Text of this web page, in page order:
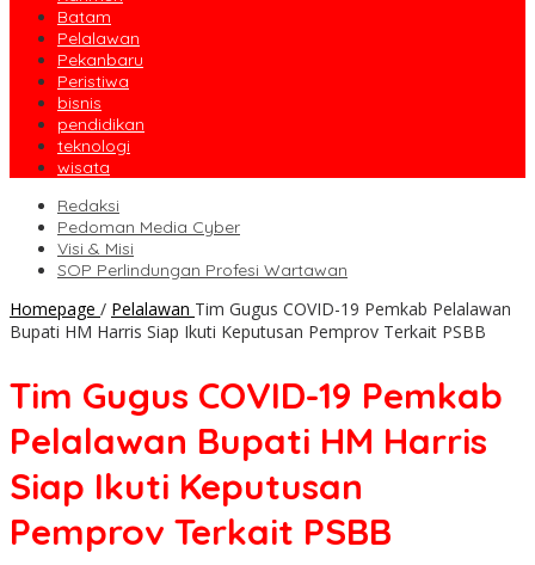
Batam
Pelalawan
Pekanbaru
Peristiwa
bisnis
pendidikan
teknologi
wisata
Redaksi
Pedoman Media Cyber
Visi & Misi
SOP Perlindungan Profesi Wartawan
Homepage / Pelalawan Tim Gugus COVID-19 Pemkab Pelalawan
Bupati HM Harris Siap Ikuti Keputusan Pemprov Terkait PSBB
Tim Gugus COVID-19 Pemkab
Pelalawan Bupati HM Harris
Siap Ikuti Keputusan
Pemprov Terkait PSBB